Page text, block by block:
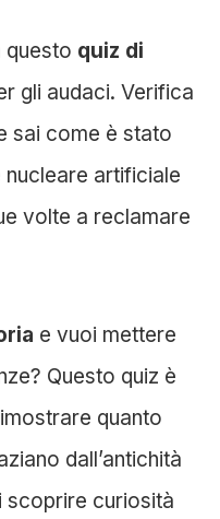
questo quiz di
gli audaci. Verifica
sai come è stato
artificiale
volte a reclamare
e vuoi mettere
Questo quiz è
quanto
dall’antichità
scoprire curiosità